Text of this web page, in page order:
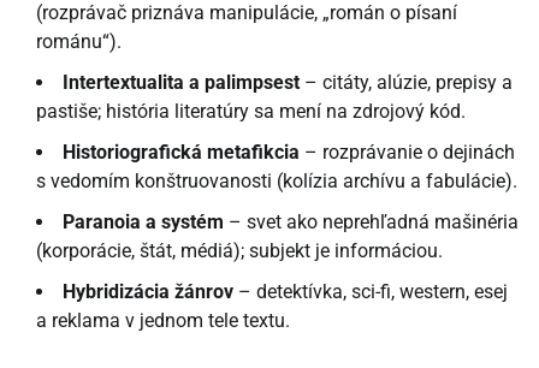
(rozprávač priznáva manipulácie, „román o písaní
románu“).
Intertextualita a palimpsest – citáty, alúzie, prepisy a
pastiše; história literatúry sa mení na zdrojový kód.
Historiografická metafikcia – rozprávanie o dejinách
s vedomím konštruovanosti (kolízia archívu a fabulácie).
Paranoia a systém – svet ako neprehľadná mašinéria
(korporácie, štát, médiá); subjekt je informáciou.
Hybridizácia žánrov – detektívka, sci-fi, western, esej
a reklama v jednom tele textu.